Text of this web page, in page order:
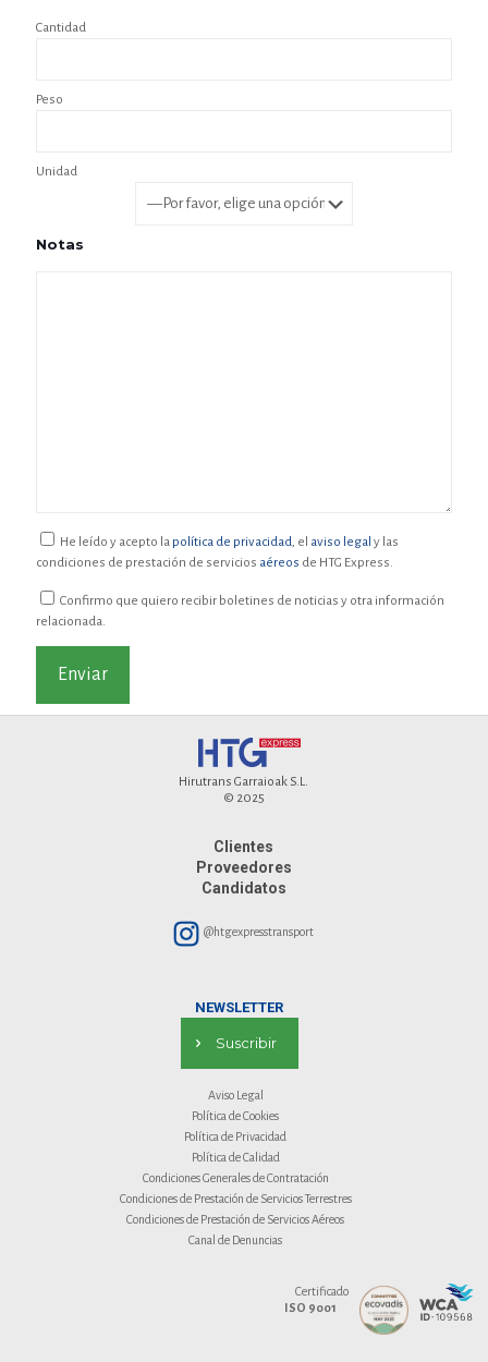
Cantidad
Peso
Unidad
Notas
He leído y acepto la política de privacidad, el aviso legal y las
condiciones de prestación de servicios aéreos de HTG Express.
Confirmo que quiero recibir boletines de noticias y otra información
relacionada.
Hirutrans Garraioak S.L.
© 2025
Clientes
Proveedores
Candidatos
@htgexpresstransport
NEWSLETTER
Suscribir
Aviso Legal
Política de Cookies
Política de Privacidad
Política de Calidad
Condiciones Generales de Contratación
Condiciones de Prestación de Servicios Terrestres
Condiciones de Prestación de Servicios Aéreos
Canal de Denuncias
Certificado
ISO 9001